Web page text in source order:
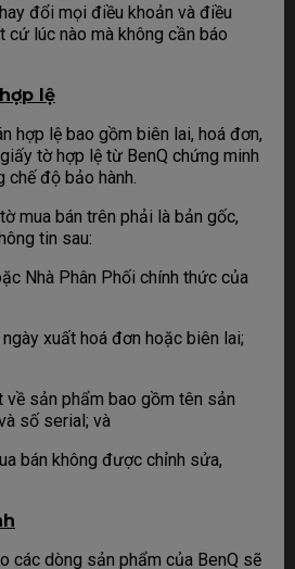
đổi mọi điều khoản và điều
cứ lúc nào mà không cần báo
lệ
lệ bao gồm biên lai, hoá đơn,
tờ hợp lệ từ BenQ chứng minh
độ bảo hành.
bán trên phải là bản gốc,
tin sau:
Nhà Phân Phối chính thức của
xuất hoá đơn hoặc biên lai;
sản phẩm bao gồm tên sản
số serial; và
bán không được chỉnh sửa,
các dòng sản phẩm của BenQ sẽ